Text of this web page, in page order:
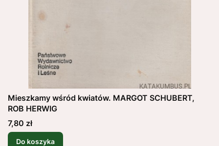
Mieszkamy wśród kwiatów. MARGOT SCHUBERT,
ROB HERWIG
Cena
7,80 zł
Do koszyka